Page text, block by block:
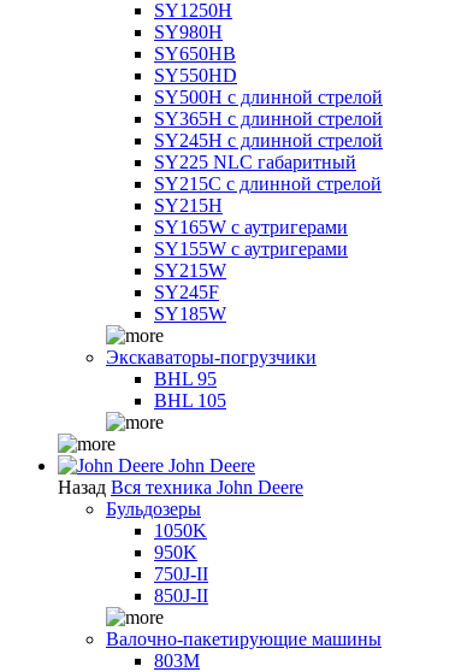
SY1250H
SY980H
SY650HB
SY550HD
SY500H с длинной стрелой
SY365H с длинной стрелой
SY245H с длинной стрелой
SY225 NLC габаритный
SY215C с длинной стрелой
SY215H
SY165W с аутригерами
SY155W с аутригерами
SY215W
SY245F
SY185W
Экскаваторы-погрузчики
BHL 95
BHL 105
John Deere
Назад Вся техника John Deere
Бульдозеры
1050K
950K
750J-II
850J-II
Валочно-пакетирующие машины
803M